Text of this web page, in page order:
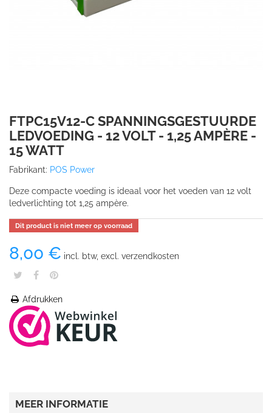
FTPC15V12-C SPANNINGSGESTUURDE
LEDVOEDING - 12 VOLT - 1,25 AMPÈRE -
15 WATT
Fabrikant: POS Power
Deze compacte voeding is ideaal voor het voeden van 12 volt
ledverlichting tot 1,25 ampère.
Dit product is niet meer op voorraad
8,00 € incl. btw, excl. verzendkosten
Afdrukken
MEER INFORMATIE